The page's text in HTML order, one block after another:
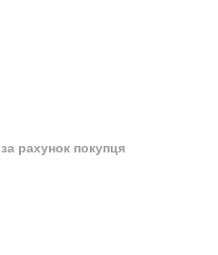
за рахунок покупця